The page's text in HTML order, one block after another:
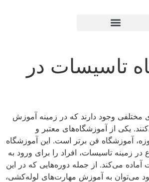
تاسیسات در
مختلفی وجود دارند که در زمینه آموزش
یکی از آموزشگاه‌های معتبر و
آموزشگاه فن برتر است. این آموزشگاه
در زمینه تاسیسات، افراد را برای ورود به
آماده می‌کند. از جمله دوره‌هایی که در این
می‌توان به آموزش مهارت‌های لوله‌کشی،